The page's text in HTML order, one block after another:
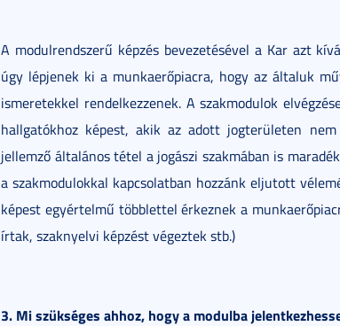
A modulrendszerű képzés bevezetésével a Kar azt
úgy lépjenek ki a munkaerőpiacra, hogy az általuk
ismeretekkel rendelkezzenek. A szakmodulok
hallgatókhoz képest, akik az adott jogterületen
jellemző általános tétel a jogászi szakmában is
a szakmodulokkal kapcsolatban hozzánk eljutott
képest egyértelmű többlettel érkeznek a
írtak, szaknyelvi képzést végeztek stb.)
3. Mi szükséges ahhoz, hogy a modulba